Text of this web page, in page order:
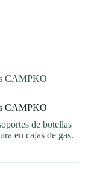
CAMPKO
CAMPKO
de botellas
en cajas de gas.